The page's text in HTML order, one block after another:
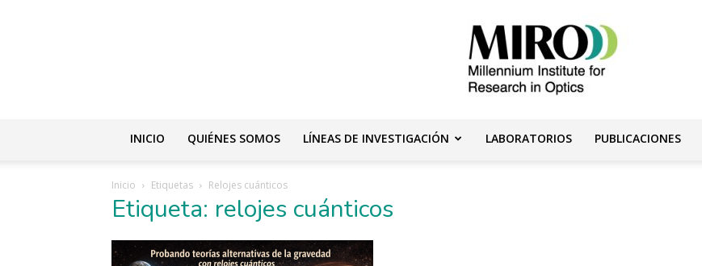
INICIO QUIÉNES SOMOS LÍNEAS DE INVESTIGACIÓN LABORATORIOS PUBLICACIONES
Inicio Etiquetas Relojes cuánticos
Etiqueta: relojes cuánticos